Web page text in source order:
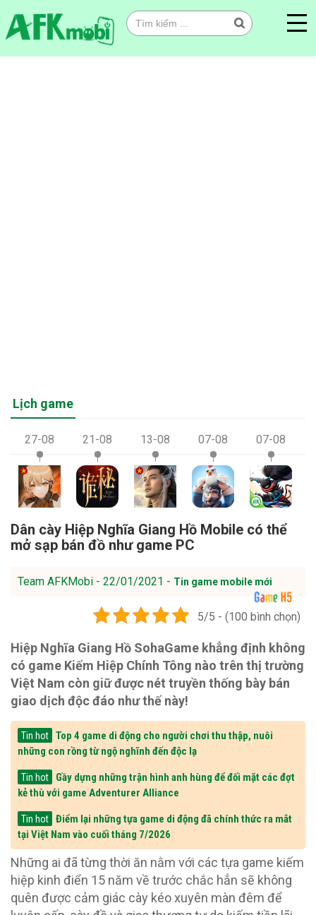
Lịch game
27-08 21-08 13-08 07-08 07-08
Dân cày Hiệp Nghĩa Giang Hồ Mobile có thể
mở sạp bán đồ như game PC
Team AFKMobi - 22/01/2021 - Tin game mobile mới
5/5 - (100 bình chọn)
Hiệp Nghĩa Giang Hồ SohaGame khẳng định không
có game Kiếm Hiệp Chính Tông nào trên thị trường
Việt Nam còn giữ được nét truyền thống bày bán
giao dịch độc đáo như thế này!
Tin hot
Top 4 game di động cho người chơi thu thập, nuôi
những con rồng từ ngộ nghĩnh đến độc lạ
Tin hot
Gầy dựng những trận hình anh hùng để đối mặt các đợt
kẻ thù với game Adventurer Alliance
Tin hot
Điểm lại những tựa game di động đã chính thức ra mắt
tại Việt Nam vào cuối tháng 7/2026
Những ai đã từng thời ăn nằm với các tựa game kiếm
hiệp kinh điển 15 năm về trước chắc hẳn sẽ không
quên được cảm giác cày kéo xuyên màn đêm để